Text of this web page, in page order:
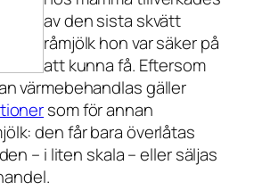
av den sista skvätt
råmjölk hon var säker på
att kunna få. Eftersom
värmebehandlas gäller
som för annan
den får bara överlåtas
– i liten skala – eller säljas